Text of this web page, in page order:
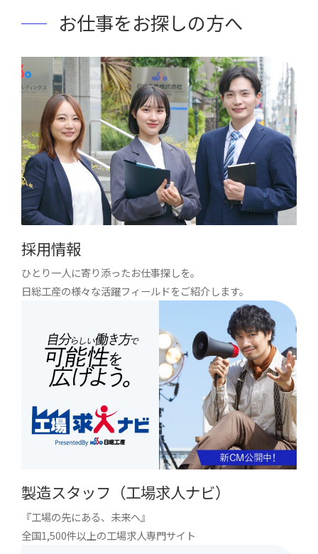
お仕事をお探しの方へ
採用情報
ひとり一人に寄り添ったお仕事探しを。
日総工産の様々な活躍フィールドをご紹介します。
製造スタッフ（工場求人ナビ）
『工場の先にある、未来へ』
全国1,500件以上の工場求人専門サイト